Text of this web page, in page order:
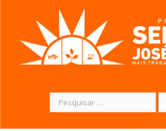
Pesquisar
por: